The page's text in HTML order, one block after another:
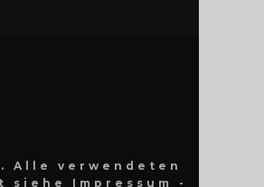
Alle verwendeten
Impressum -